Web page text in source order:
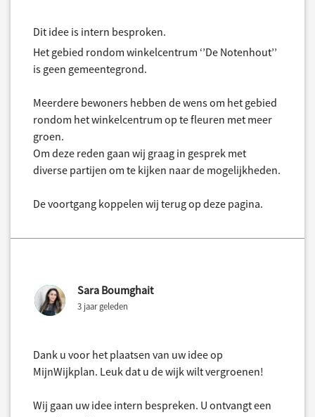
Dit idee is intern besproken.
Het gebied rondom winkelcentrum ‘’De Notenhout’’
is geen gemeentegrond.
Meerdere bewoners hebben de wens om het gebied
rondom het winkelcentrum op te fleuren met meer
groen.
Om deze reden gaan wij graag in gesprek met
diverse partijen om te kijken naar de mogelijkheden.
De voortgang koppelen wij terug op deze pagina.
Sara Boumghait
3 jaar geleden
Dank u voor het plaatsen van uw idee op
MijnWijkplan. Leuk dat u de wijk wilt vergroenen!
Wij gaan uw idee intern bespreken. U ontvangt een